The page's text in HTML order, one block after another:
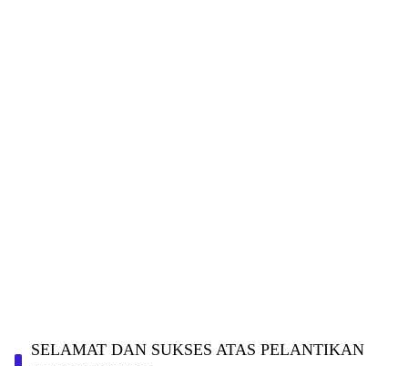
SELAMAT DAN SUKSES ATAS PELANTIKAN